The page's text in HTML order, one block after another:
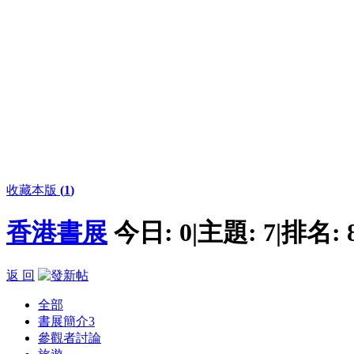
收藏本版 (1)
香港書展 今日: 0|主題: 7|排名:
返 回
全部
書展簡介3
參觀者討論